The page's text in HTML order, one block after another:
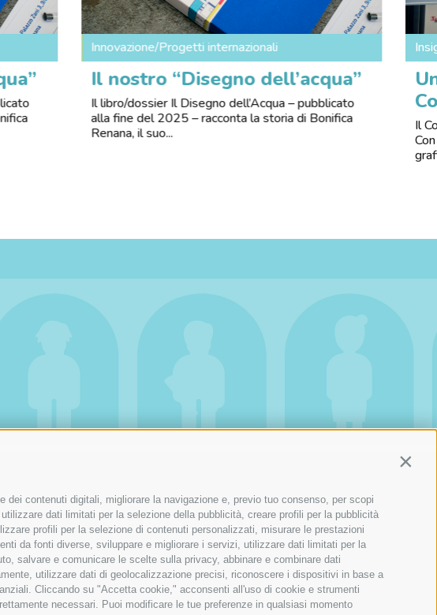
contenuti digitali, migliorare la navigazione e, previo tuo consenso, per scopi
dati limitati per la selezione della pubblicità, creare profili per la pubblicità
profili per la selezione di contenuti personalizzati, misurare le prestazioni
da fonti diverse, sviluppare e migliorare i servizi, utilizzare dati limitati per la
salvare e comunicare le scelte sulla privacy, abbinare e combinare dati
utilizzare dati di geolocalizzazione precisi, riconoscere i dispositivi in base a
Cliccando su "Accetta cookie," acconsenti all'uso di cookie e strumenti
necessari. Puoi modificare le tue preferenze in qualsiasi momento
Innovazione/Progetti internazionali
Il nostro “Disegno dell’acqua”
Il libro/dossier Il Disegno dell’Acqua – pubblicato
alla fine del 2025 – racconta la storia di Bonifica
Renana, il suo...
Il
Facebook
Instagram
Linkedin
Youtube
Newsletter